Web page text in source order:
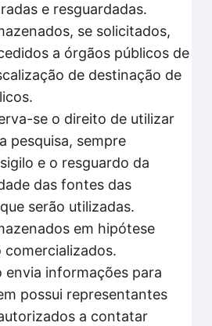
e resguardadas.
se solicitados,
a órgãos públicos de
de destinação de
se o direito de utilizar
pesquisa, sempre
e o resguardo da
das fontes das
serão utilizadas.
em hipótese
comercializados.
envia informações para
possui representantes
a contatar